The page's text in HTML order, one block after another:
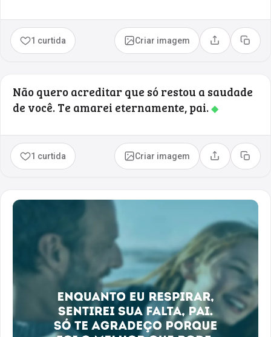
1 curtida Criar imagem Compartilhar
Copiar
Não quero acreditar que só restou a saudade
de você. Te amarei eternamente, pai.◆
1 curtida Criar imagem Compartilhar
Copiar